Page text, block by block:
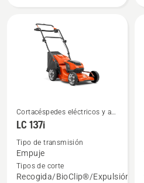
Ver
detalles
sobre
LC 137i
Cortacéspedes eléctricos y a
batería
LC 137i
Tipo de transmisión
Empuje
Tipos de corte
Recogida/BioClip®/Expulsión